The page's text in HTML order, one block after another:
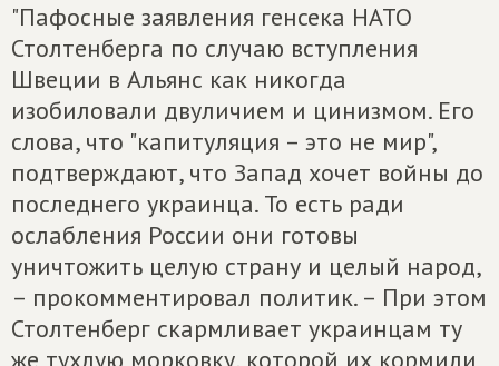
"Пафосные заявления генсека НАТО
Столтенберга по случаю вступления
Швеции в Альянс как никогда
изобиловали двуличием и цинизмом. Его
слова, что "капитуляция – это не мир",
подтверждают, что Запад хочет войны до
последнего украинца. То есть ради
ослабления России они готовы
уничтожить целую страну и целый народ,
– прокомментировал политик. – При этом
Столтенберг скармливает украинцам ту
же тухлую морковку, которой их кормили